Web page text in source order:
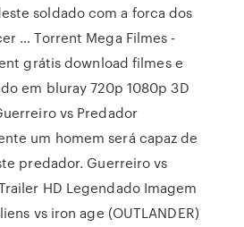
soldado com a forca dos
… Torrent Mega Filmes -
grátis download filmes e
em bluray 720p 1080p 3D
vs Predador
um homem será capaz de
predador. Guerreiro vs
HD Legendado Imagem
vs iron age (OUTLANDER)